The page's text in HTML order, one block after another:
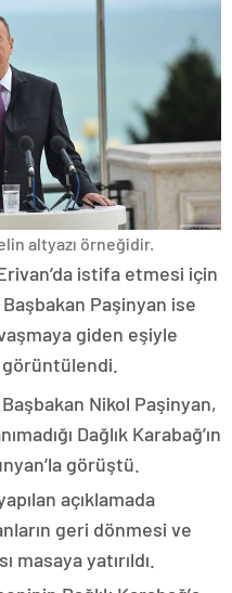
altyazı örneğidir.
istifa etmesi için
Paşinyan ise
giden eşiyle
Nikol Paşinyan,
Dağlık Karabağ’ın
görüştü.
açıklamada
geri dönmesi ve
masaya yatırıldı.